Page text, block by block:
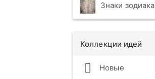
Знаки зодиака
Коллекции идей
Новые